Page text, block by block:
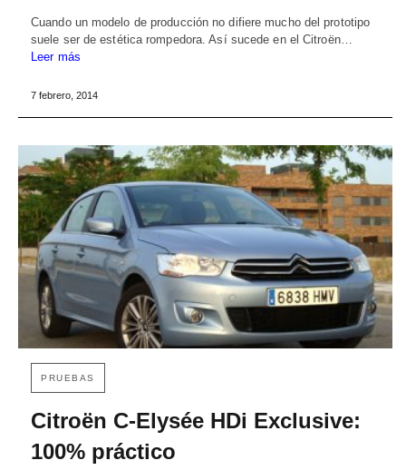
Cuando un modelo de producción no difiere mucho del prototipo
suele ser de estética rompedora. Así sucede en el Citroën…
Leer más
7 febrero, 2014
PRUEBAS
Citroën C-Elysée HDi Exclusive:
100% práctico